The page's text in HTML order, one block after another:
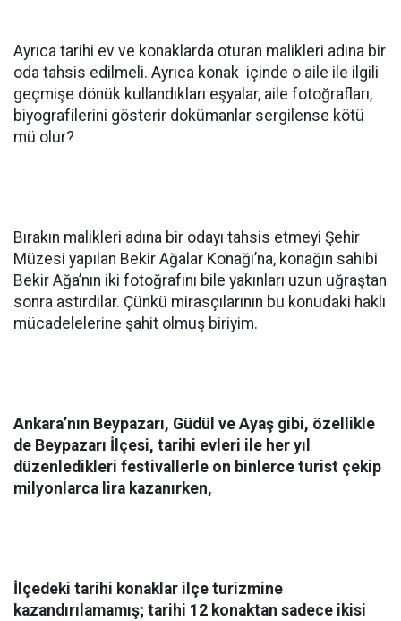
Ayrıca tarihi ev ve konaklarda oturan malikleri adına bir
oda tahsis edilmeli. Ayrıca konak içinde o aile ile ilgili
geçmişe dönük kullandıkları eşyalar, aile fotoğrafları,
biyografilerini gösterir dokümanlar sergilense kötü
mü olur?
Bırakın malikleri adına bir odayı tahsis etmeyi Şehir
Müzesi yapılan Bekir Ağalar Konağı’na, konağın sahibi
Bekir Ağa’nın iki fotoğrafını bile yakınları uzun uğraştan
sonra astırdılar. Çünkü mirasçılarının bu konudaki haklı
mücadelelerine şahit olmuş biriyim.
Ankara’nın Beypazarı, Güdül ve Ayaş gibi, özellikle
de Beypazarı İlçesi, tarihi evleri ile her yıl
düzenledikleri festivallerle on binlerce turist çekip
milyonlarca lira kazanırken,
İlçedeki tarihi konaklar ilçe turizmine
kazandırılamamış; tarihi 12 konaktan sadece ikisi